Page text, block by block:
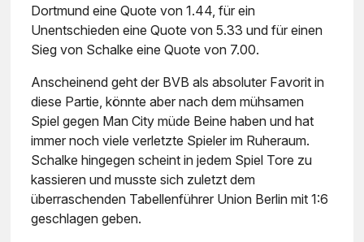
Dortmund eine Quote von 1.44, für ein
Unentschieden eine Quote von 5.33 und für einen
Sieg von Schalke eine Quote von 7.00.
Anscheinend geht der BVB als absoluter Favorit in
diese Partie, könnte aber nach dem mühsamen
Spiel gegen Man City müde Beine haben und hat
immer noch viele verletzte Spieler im Ruheraum.
Schalke hingegen scheint in jedem Spiel Tore zu
kassieren und musste sich zuletzt dem
überraschenden Tabellenführer Union Berlin mit 1:6
geschlagen geben.